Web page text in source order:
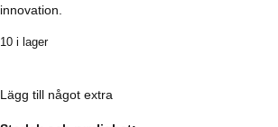
innovation.
10 i lager
Lägg till något extra